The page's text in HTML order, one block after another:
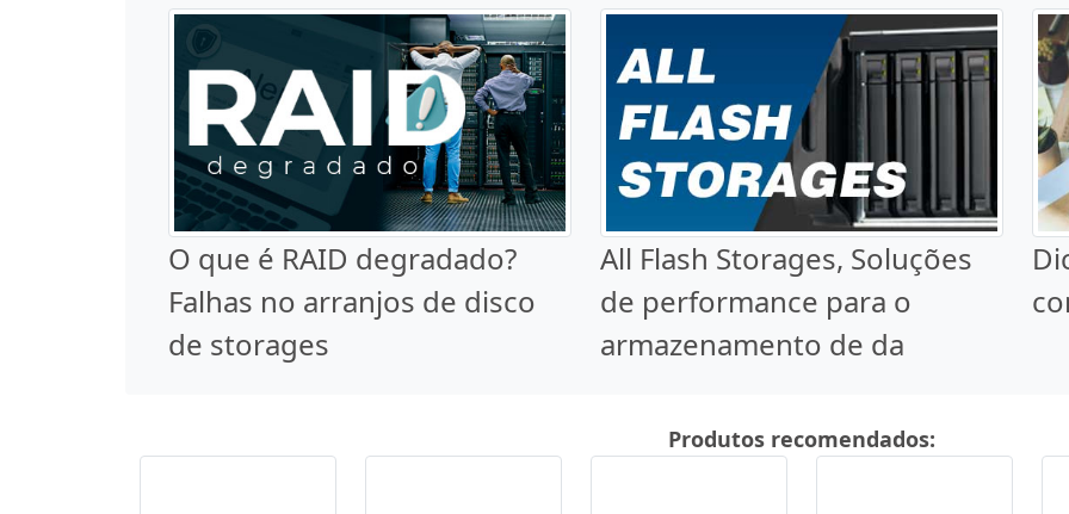
O que é RAID degradado?
Falhas no arranjos de disco
de storages
All Flash Storages, Soluções
de performance para o
armazenamento de da
Produtos recomendados: